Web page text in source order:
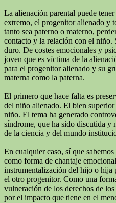
La alienación parental puede
extremo, el progenitor alienado y
tanto sea paterno o materno,
contacto y la relación con el niño.
duro. De costes emocionales y
joven que es víctima de la
para el progenitor alienado y su
materna como la paterna.
El primero que hace falta es
del niño alienado. El bien
niño. El tema ha generado
síndrome, que ha sido discutida y
de la ciencia y del mundo
En cualquier caso, sí que
como forma de chantaje
instrumentalización del hijo o hija
el otro progenitor. Como una
vulneración de los derechos de
por el impacto que tiene en el